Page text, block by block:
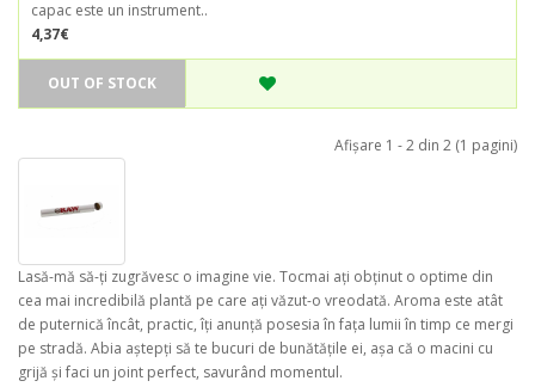
capac este un instrument..
4,37€
OUT OF STOCK
Afişare 1 - 2 din 2 (1 pagini)
Lasă-mă să-ți zugrăvesc o imagine vie. Tocmai ați obținut o optime din
cea mai incredibilă plantă pe care ați văzut-o vreodată. Aroma este atât
de puternică încât, practic, îți anunță posesia în fața lumii în timp ce mergi
pe stradă. Abia aștepți să te bucuri de bunătățile ei, așa că o macini cu
grijă și faci un joint perfect, savurând momentul.